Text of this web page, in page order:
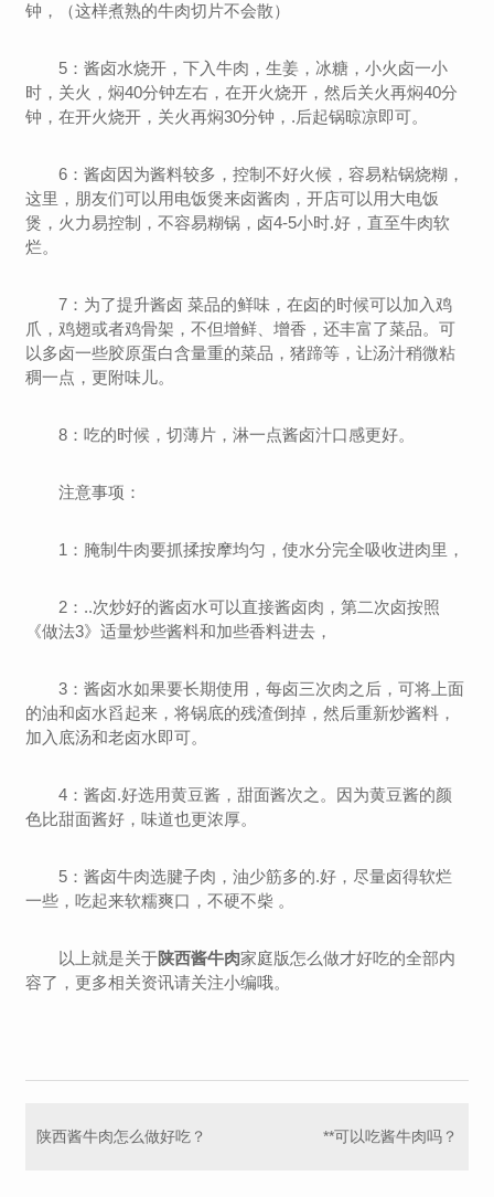
钟，（这样煮熟的牛肉切片不会散）
5：酱卤水烧开，下入牛肉，生姜，冰糖，小火卤一小
时，关火，焖40分钟左右，在开火烧开，然后关火再焖40分
钟，在开火烧开，关火再焖30分钟，.后起锅晾凉即可。
6：酱卤因为酱料较多，控制不好火候，容易粘锅烧糊，
这里，朋友们可以用电饭煲来卤酱肉，开店可以用大电饭
煲，火力易控制，不容易糊锅，卤4-5小时.好，直至牛肉软
烂。
7：为了提升酱卤 菜品的鲜味，在卤的时候可以加入鸡
爪，鸡翅或者鸡骨架，不但增鲜、增香，还丰富了菜品。可
以多卤一些胶原蛋白含量重的菜品，猪蹄等，让汤汁稍微粘
稠一点，更附味儿。
8：吃的时候，切薄片，淋一点酱卤汁口感更好。
注意事项：
1：腌制牛肉要抓揉按摩均匀，使水分完全吸收进肉里，
2：..次炒好的酱卤水可以直接酱卤肉，第二次卤按照
《做法3》适量炒些酱料和加些香料进去，
3：酱卤水如果要长期使用，每卤三次肉之后，可将上面
的油和卤水舀起来，将锅底的残渣倒掉，然后重新炒酱料，
加入底汤和老卤水即可。
4：酱卤.好选用黄豆酱，甜面酱次之。因为黄豆酱的颜
色比甜面酱好，味道也更浓厚。
5：酱卤牛肉选腱子肉，油少筋多的.好，尽量卤得软烂
一些，吃起来软糯爽口，不硬不柴 。
以上就是关于陕西酱牛肉家庭版怎么做才好吃的全部内
容了，更多相关资讯请关注小编哦。
陕西酱牛肉怎么做好吃？ **可以吃酱牛肉吗？